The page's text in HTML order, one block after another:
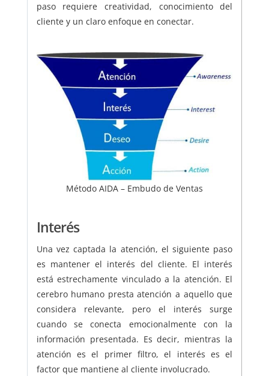
paso requiere creatividad, conocimiento del
cliente y un claro enfoque en conectar.
Método AIDA – Embudo de Ventas
Interés
Una vez captada la atención, el siguiente paso
es mantener el interés del cliente. El interés
está estrechamente vinculado a la atención. El
cerebro humano presta atención a aquello que
considera relevante, pero el interés surge
cuando se conecta emocionalmente con la
información presentada. Es decir, mientras la
atención es el primer filtro, el interés es el
factor que mantiene al cliente involucrado.